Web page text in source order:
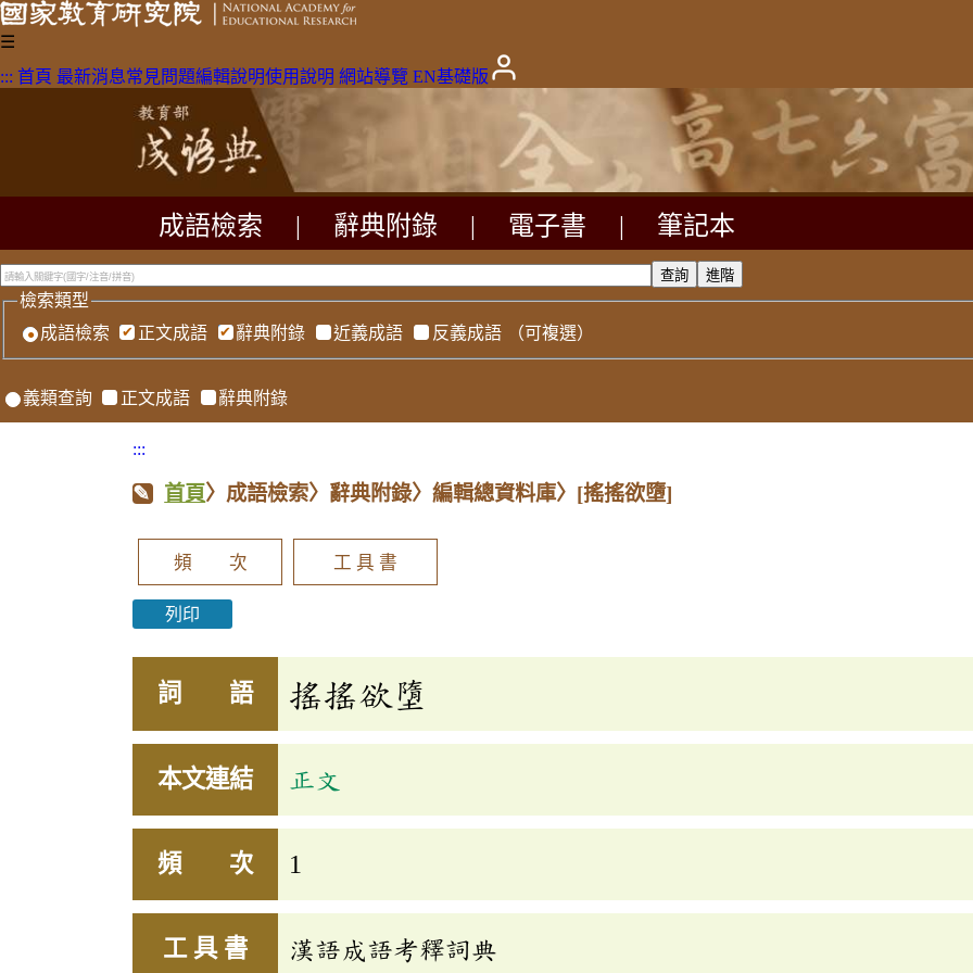
☰
::: 首頁 最新消息常見問題編輯說明使用說明 網站導覽 EN基礎版
成語檢索 辭典附錄 電子書 筆記本
檢索類型
成語檢索
正文成語 辭典附錄 近義成語 反義成語 （可複選）
義類查詢 正文成語 辭典附錄
:::
首頁〉成語檢索〉辭典附錄〉編輯總資料庫〉 [搖搖欲墮]
頻 次 工 具 書
列印
詞 語 搖搖欲墮
本文連結 正文
頻 次 1
工 具 書 漢語成語考釋詞典